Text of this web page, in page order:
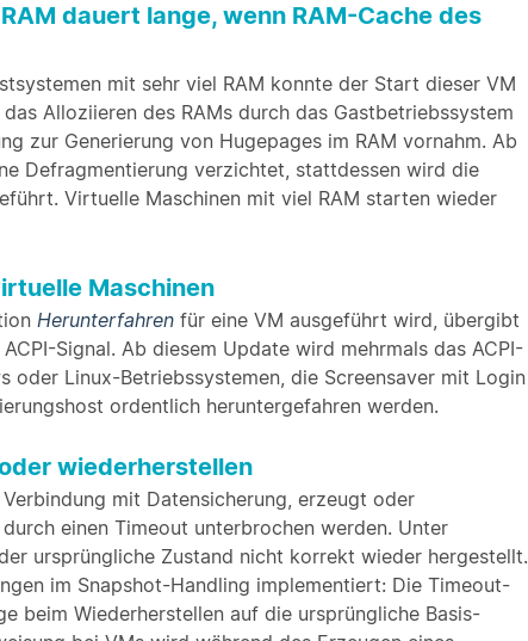
dauert lange, wenn RAM-Cache des
mit sehr viel RAM konnte der Start dieser VM
Alloziieren des RAMs durch das Gastbetriebssystem
zur Generierung von Hugepages im RAM vornahm. Ab
Defragmentierung verzichtet, stattdessen wird die
Virtuelle Maschinen mit viel RAM starten wieder
Maschinen
Herunterfahren für eine VM ausgeführt wird, übergibt
Signal. Ab diesem Update wird mehrmals das ACPI-
oder Linux-Betriebssystemen, die Screensaver mit Login
ordentlich heruntergefahren werden.
wiederherstellen
mit Datensicherung, erzeugt oder
einen Timeout unterbrochen werden. Unter
ursprüngliche Zustand nicht korrekt wieder hergestellt.
im Snapshot-Handling implementiert: Die Timeout-
beim Wiederherstellen auf die ursprüngliche Basis-